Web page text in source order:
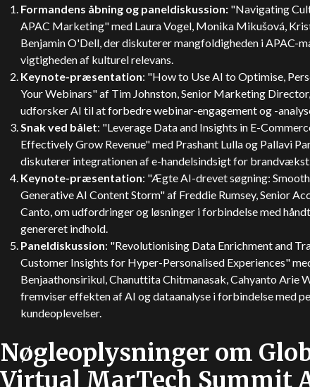
Formandens åbning og paneldiskussion: "Navigating
APAC Marketing" med Laura Vogel, Monika Mikušová,
Benjamin O'Dell, der diskuterer mangfoldigheden i APAC-
vigtigheden af kulturel relevans.
Keynote-præsentation: "How to Use AI to Optimise,
Your Webinars" af Tim Johnston, Senior Marketing
udforsker AI til at forbedre webinar-engagement og -
Snak ved bålet: "Leverage Data and Insights in E-
Effectively Grow Revenue" med Prashant Lulla og Pallavi
diskuterer integrationen af e-handelsindsigt for
Keynote-præsentation: "Ægte AI-drevet søgning:
Generative AI Content Storm" af Freddie Rumsey, Senior
Canto, om udfordringer og løsninger i forbindelse med
genereret indhold.
Paneldiskussion: "Revolutionising Data Enrichment and
Customer Insights for Hyper-Personalised Experiences"
Benjaathonsirikul, Chanuttita Chitmanasak, Cahyanto Arie
fremviser effekten af AI og dataanalyse i forbindelse med
kundeoplevelser.
Nøgleoplysninger om
Virtual MarTech Summit